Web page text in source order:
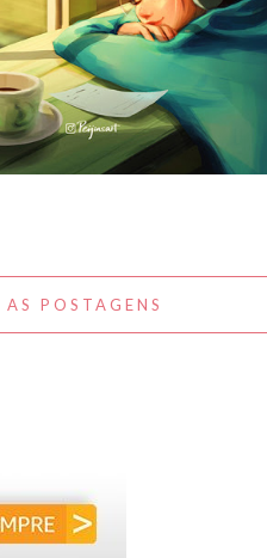
OBRAS DE PEIJIN YANG
POSTAGENS